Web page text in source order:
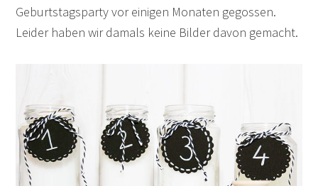
Geburtstagsparty vor einigen Monaten gegossen.
Leider haben wir damals keine Bilder davon gemacht.